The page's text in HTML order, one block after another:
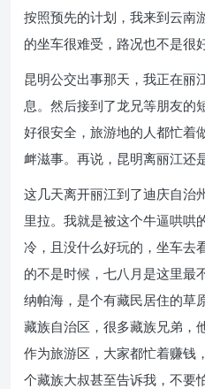
按照预先的计划，我来到云南
的坐车很难受，路况也不是很好
昆明公交出事那天，我正在丽
息。然后接到了龙兄等朋友的
好很安全，旅游地的人都忙着
衅滋事。再说，昆明离丽江还
这几天离开丽江到了迪庆自治
里拉。我就是被这个牛逼哄哄
冷，且没什么好玩的，坐车去
的不是时候，七八月是这里最
纳帕海，是个有藏民居住的草
藏族自治区，很多藏族兄弟，
作为旅游区，大家都忙着赚钱
个藏族大叔甚至告诉我，不要